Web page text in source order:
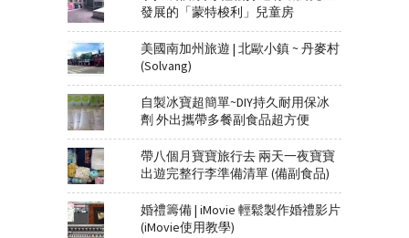
on February 29,
2020 by Irene
發展的「蒙特梭利」兒童房
美國南加州旅遊 | 北歐小鎮 ~ 丹麥村
(Solvang)
自製冰寶超簡單~DIY持久耐用保冰
劑 外出攜帶多餐副食品超方便
帶八個月寶寶旅行去 兩天一夜寶寶
出遊完整行李準備清單 (備副食品)
婚禮籌備 | iMovie 輕鬆製作婚禮影片
(iMovie使用教學)